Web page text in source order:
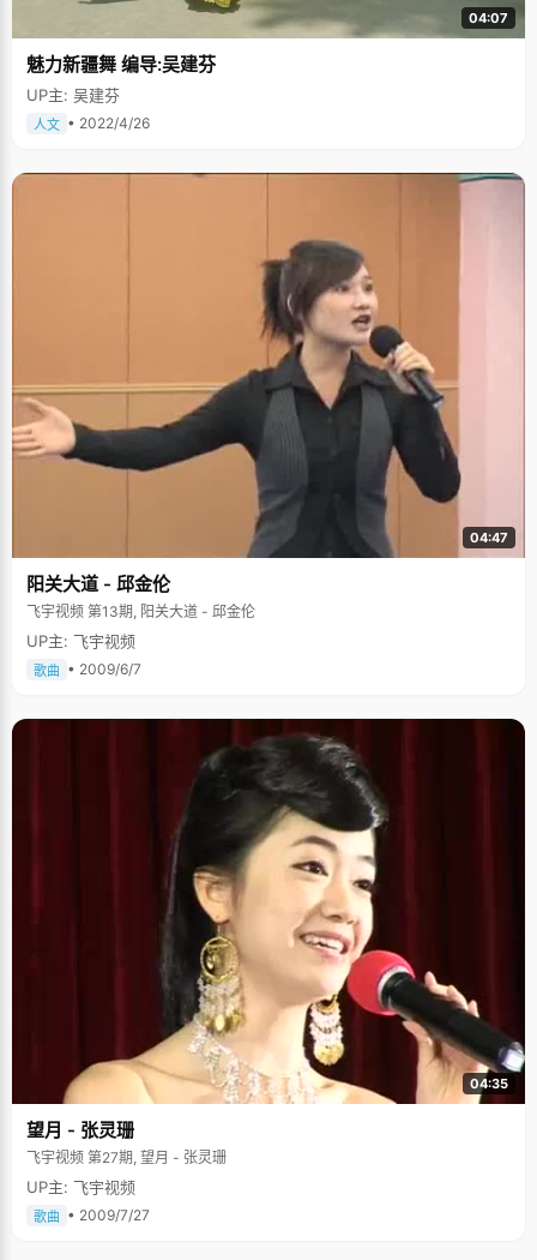
04:07
魅力新疆舞 编导:吴建芬
UP主: 吴建芬
人文 • 2022/4/26
04:47
阳关大道 - 邱金伦
飞宇视频 第13期, 阳关大道 - 邱金伦
UP主: 飞宇视频
歌曲 • 2009/6/7
04:35
望月 - 张灵珊
飞宇视频 第27期, 望月 - 张灵珊
UP主: 飞宇视频
歌曲 • 2009/7/27